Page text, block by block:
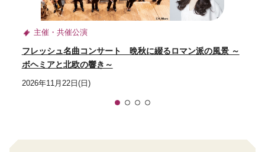
主催・共催公演
フレッシュ名曲コンサート 晩秋に綴るロマン派の風景 ～
ボヘミアと北欧の響き～
2026年11月22日(日)
1 2